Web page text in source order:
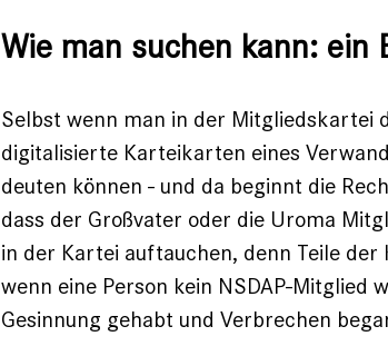
Wie man suchen kann: ein
Selbst wenn man in der Mitgliedskartei
digitalisierte Karteikarten eines
deuten können - und da beginnt die
dass der Großvater oder die Uroma
in der Kartei auftauchen, denn Teile
wenn eine Person kein NSDAP-Mitglied
Gesinnung gehabt und Verbrechen